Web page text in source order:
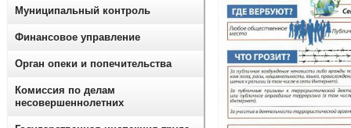
Муниципальный контроль
Финансовое управление
Орган опеки и попечительства
Комиссия по делам
несовершеннолетних